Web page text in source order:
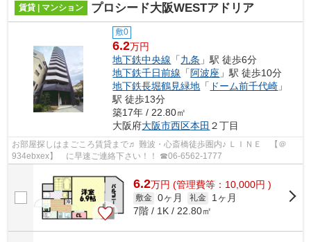
賃貸 | マンション プロシード大阪WESTアドリア
敷0
6.2万円
地下鉄中央線 「九条 」駅 徒歩6分
地下鉄千日前線 「 阿波座 」駅 徒歩10分
地下鉄長堀鶴見緑地 「 ドーム前千代崎 」
駅 徒歩13分
築17年 / 22.80㎡
大阪府大阪市西区本田 ２丁目
お部屋探しはまごころ賃貸まで♬ 難波・心斎橋徒歩圏内♪ ＬＩＮＥ 【＠
934ebxex】 に早速ご連絡下さい！！ ☎06-6562-1777
6.2万円 (管理費等：10,000円 )
敷金 0ヶ月 礼金
1ヶ月
7階 / 1K / 22.80㎡